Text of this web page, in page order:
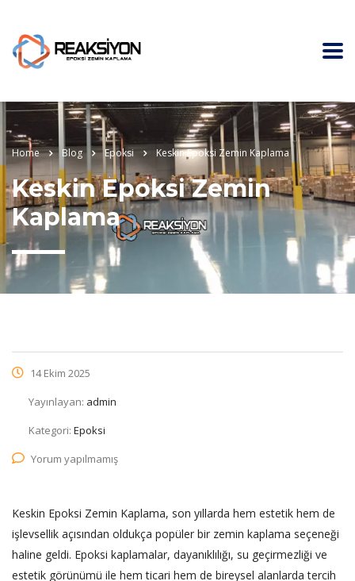
Home Blog Epoksi Keskin Epoksi Zemin Kaplama
Keskin Epoksi Zemin
Kaplama
14 Ekim 2025
Yayınlayan: admin
Kategori: Epoksi
Yorum yapılmamış
Keskin Epoksi Zemin Kaplama, son yıllarda hem estetik hem de
işlevsellik açısından oldukça popüler bir zemin kaplama seçeneği
haline geldi. Epoksi kaplamalar, dayanıklılığı, su geçirmezliği ve
estetik görünümü ile hem ticari hem de bireysel alanlarda tercih